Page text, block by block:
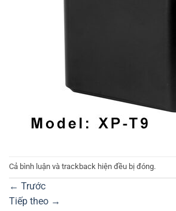
Cả bình luận và trackback hiện đều bị đóng.
← Trước
Tiếp theo →